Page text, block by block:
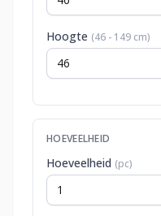
Hoogte (46 - 149 cm)
HOEVEELHEID
Hoeveelheid (pc)